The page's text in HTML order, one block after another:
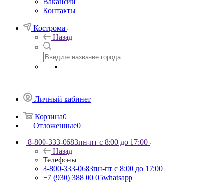
Вакансии
Контакты
Кострома
Назад
Личный кабинет
Корзина0
Отложенные0
8-800-333-0683пн-пт с 8:00 до 17:00
Назад
Телефоны
8-800-333-0683пн-пт с 8:00 до 17:00
+7 (930) 388 00 05whatsapp